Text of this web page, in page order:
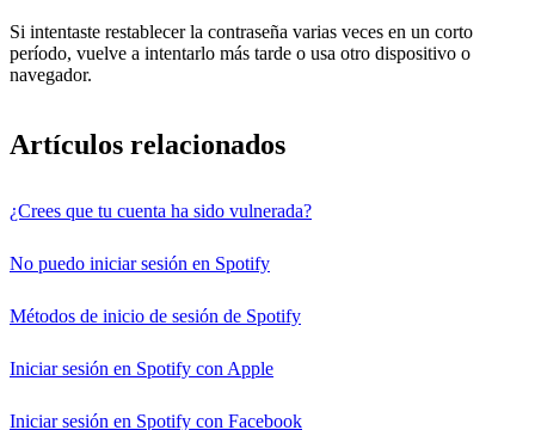
Si intentaste restablecer la contraseña varias veces en un corto
período, vuelve a intentarlo más tarde o usa otro dispositivo o
navegador.
Artículos relacionados
¿Crees que tu cuenta ha sido vulnerada?
No puedo iniciar sesión en Spotify
Métodos de inicio de sesión de Spotify
Iniciar sesión en Spotify con Apple
Iniciar sesión en Spotify con Facebook